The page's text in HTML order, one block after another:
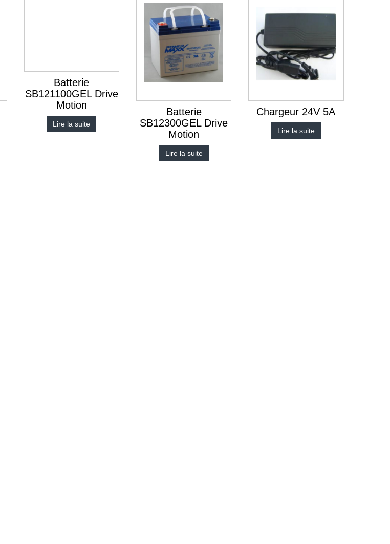
Batterie
SB121100GEL Drive
Motion
Lire la suite
Batterie
SB12300GEL Drive
Motion
Lire la suite
Chargeur 24V 5A
Lire la suite